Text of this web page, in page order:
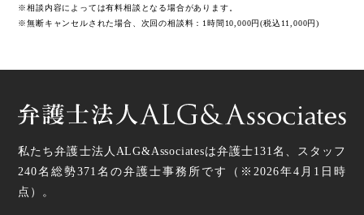
※相談内容によっては有料相談となる場合があります。
※無断キャンセルされた場合、次回の相談料：1時間10,000円(税込11,000円)
私たち弁護士法人ALG&Associatesは弁護士131名、スタッフ
240名総勢371 名の弁護士事務所です（ ※2026年4月1日時
点 ）。